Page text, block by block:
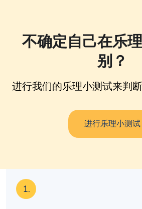
不确定自己在乐
别？
进行我们的乐理小测试来判
进行乐理小测试
1.